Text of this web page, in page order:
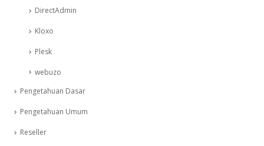
DirectAdmin
Kloxo
Plesk
webuzo
Pengetahuan Dasar
Pengetahuan Umum
Reseller